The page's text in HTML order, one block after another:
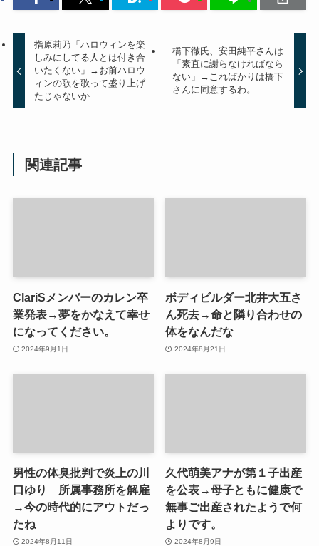
指原莉乃「ハロウィンを楽
しみにしてる人とは付き合
いたくない」→お前ハロウ
ィンの歌を歌って盛り上げ
たじゃないか
橋下徹氏、安田純平さんは
「素直に謝らなければなら
ない」→こればかりは橋下
さんに同意するわ。
関連記事
ClariSメンバーのカレン卒
業発表→夢をかなえて幸せ
になってください。
2024年9月1日
ボディビルダー北井大五さ
ん死去→命と隣り合わせの
体をなんだな
2024年8月21日
男性の体臭批判で炎上の川
口ゆり 所属事務所を解雇
→今の時代的にアウトだっ
たね
2024年8月11日
久代萌美アナが第１子出産
を公表→母子ともに健康で
無事ご出産されたようで何
よりです。
2024年8月9日